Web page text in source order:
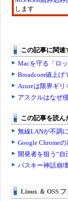
します
Linux ＆ OSS